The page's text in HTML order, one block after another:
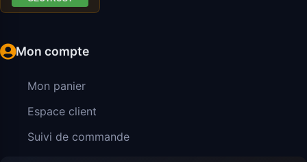
Mon compte
Mon panier
Espace client
Suivi de commande